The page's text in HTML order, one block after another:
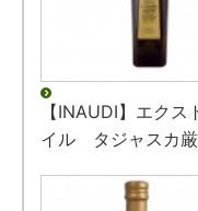
【INAUDI】エク
イル タジャスカ